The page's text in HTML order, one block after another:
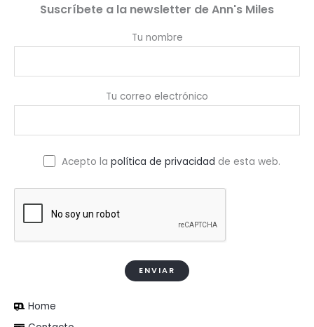
Suscríbete a la newsletter de Ann's Miles
Tu nombre
Tu correo electrónico
Acepto lapolítica de privacidad de esta web.
Home